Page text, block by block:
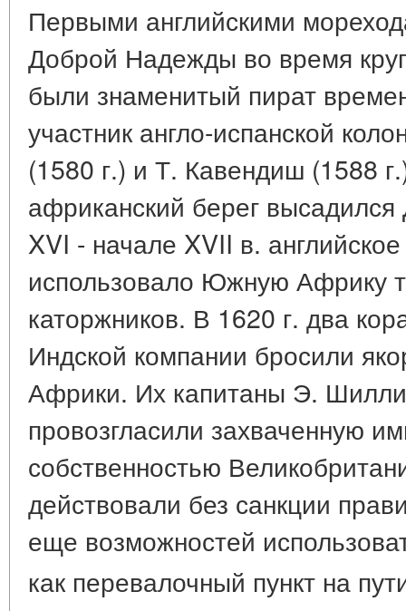
Первыми английскими
Доброй Надежды во время
были знаменитый пират
участник англо-испанской
(1580 г.) и Т. Кавендиш (1588
африканский берег
XVI - начале XVII в.
использовало Южную Африку
каторжников. В 1620 г. два
Индской компании бросили
Африки. Их капитаны Э.
провозгласили захваченную
собственностью
действовали без санкции
еще возможностей
как перевалочный пункт на